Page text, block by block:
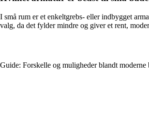
I små rum er et enkeltgrebs- eller indbygget
valg, da det fylder mindre og giver et rent,
Guide: Forskelle og muligheder blandt moderne